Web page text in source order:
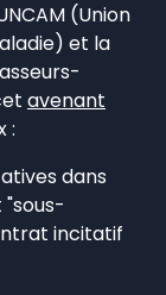
(Union
et la
avenant
:
dans
incitatif